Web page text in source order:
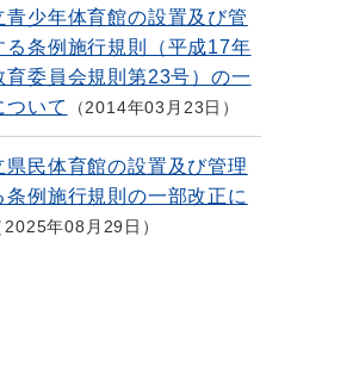
青少年体育館の設置及び管
る条例施行規則（平成17年
育委員会規則第23号）の一
ついて
2014年03月23日
県民体育館の設置及び管理
条例施行規則の一部改正に
2025年08月29日